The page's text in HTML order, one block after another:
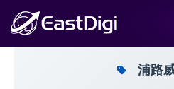
浦路